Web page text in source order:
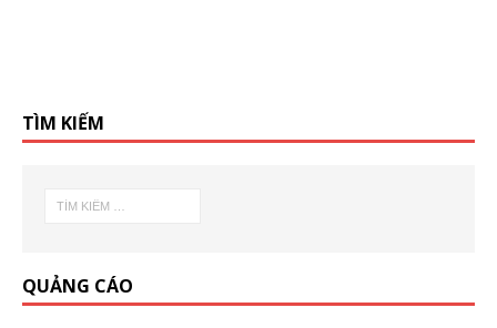
TÌM KIẾM
QUẢNG CÁO